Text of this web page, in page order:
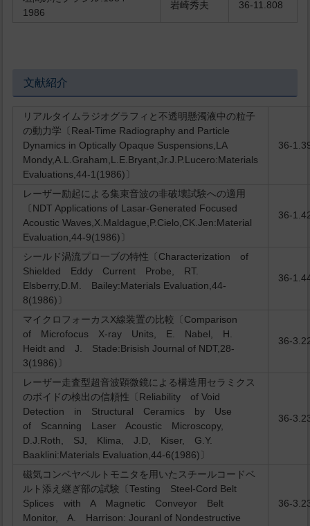
1986
岩崎秀夫 36-11.808
文献紹介
リアルタイムラジオグラフィと不透明懸濁液中の粒子
の動力学〔Real-Time Radiography and Particle
Dynamics in Optically Opaque Suspensions,LA
Mondy,A.L.Graham,L.E.Bryant,Jr.J.P.Lucero:Materials
Evaluations,44-1(1986)〕
36-
レーザー励起による集束音波の非破壊試験への適用
〔NDT Applications of Lasar-Generated Focused
Acoustic Waves,X.Maldague,P.Cielo,CK.Jen:Material
Evaluation,44-9(1986)〕
36-
シールド渦流プロ一ブの特性〔Characterization of
Shielded Eddy Current Probe, RT.
Elsberry,D.M. Bailey:Materials Evaluation,44-
8(1986)〕
36-
マイクロフォーカスX線装置の比較〔Comparison
of Microfocus X-ray Units, E. Nabel, H.
Heidt and J. Stade:Brisish Journal of NDT,28-
3(1986)〕
36-
レーザー走査型超音波顕微鏡による構造用セラミクス
のボイドの検出の信頼性〔Reliability of Void
Detection in Structural Ceramics by Use
of Scanning Laser Acoustic Microscopy,
D.J.Roth, SJ, Klima, J.D, Kiser, G.Y.
Baaklini:Materials Evaluation,44-6(1986)〕
36-
磁気コンベヤベルトモニタを用いたスチールコードベ
ルト添え継ぎ部の試験〔Testing Steel-Cord Belt
Splices with A Magnetic Conveyor Belt
Monitor, A. Harrison: Jouranl of Nondestructive
36-